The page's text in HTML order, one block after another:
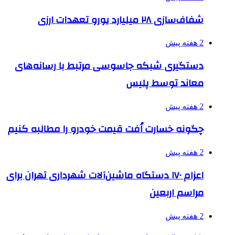
شفاف‌سازی ۲۸ میلیارد یورو تعهدات ارزی
2 هفته پیش
دستگیری شبکه جاسوسی مرتبط با رسانه‌های
معاند توسط پلیس
2 هفته پیش
چگونه خسارت اُفت قیمت خودرو را مطالبه کنیم
2 هفته پیش
اعزام ۱۷۰ دستگاه ماشین‌آلات شهرداری تهران برای
مراسم اربعین
2 هفته پیش